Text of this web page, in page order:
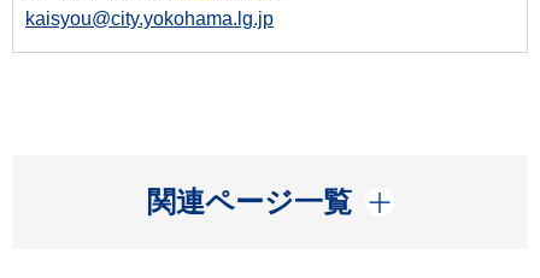
kaisyou@city.yokohama.lg.jp
関連ページ一覧
開く